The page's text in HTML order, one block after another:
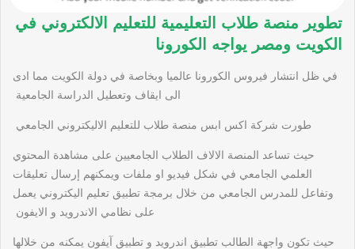
تطوير منصة طلاب التعليمية للتعليم الالكتروني في
الكويت ومصر يواجه الكورونا
في ظل انتشار فيروس الكورونا عالميا وبخاصة في دولة الكويت مما ادى
الى ايقاف وتعطيل الدراسة الجامعية
طورت شركة اكس ابس منصة طلاب للتعليم الاليكتروني الجامعي
حيث تساعد المنصة الالاف الطلاب الجامعيين على مشاهدة المحتوي
العلمي الجامعي في شكل فيديو او ملفات ويمكنهم إرسال تعليقات
وتفاعل للمدرس الجامعي من خلال برمجة تطبيق تعليم اليكتروني يعمل
على نظامي الاندرويد و الايفون
حيث تكون واجهة الطالب تطبيق اندرويد و تطبيق آيفون يمكنه من خلالها